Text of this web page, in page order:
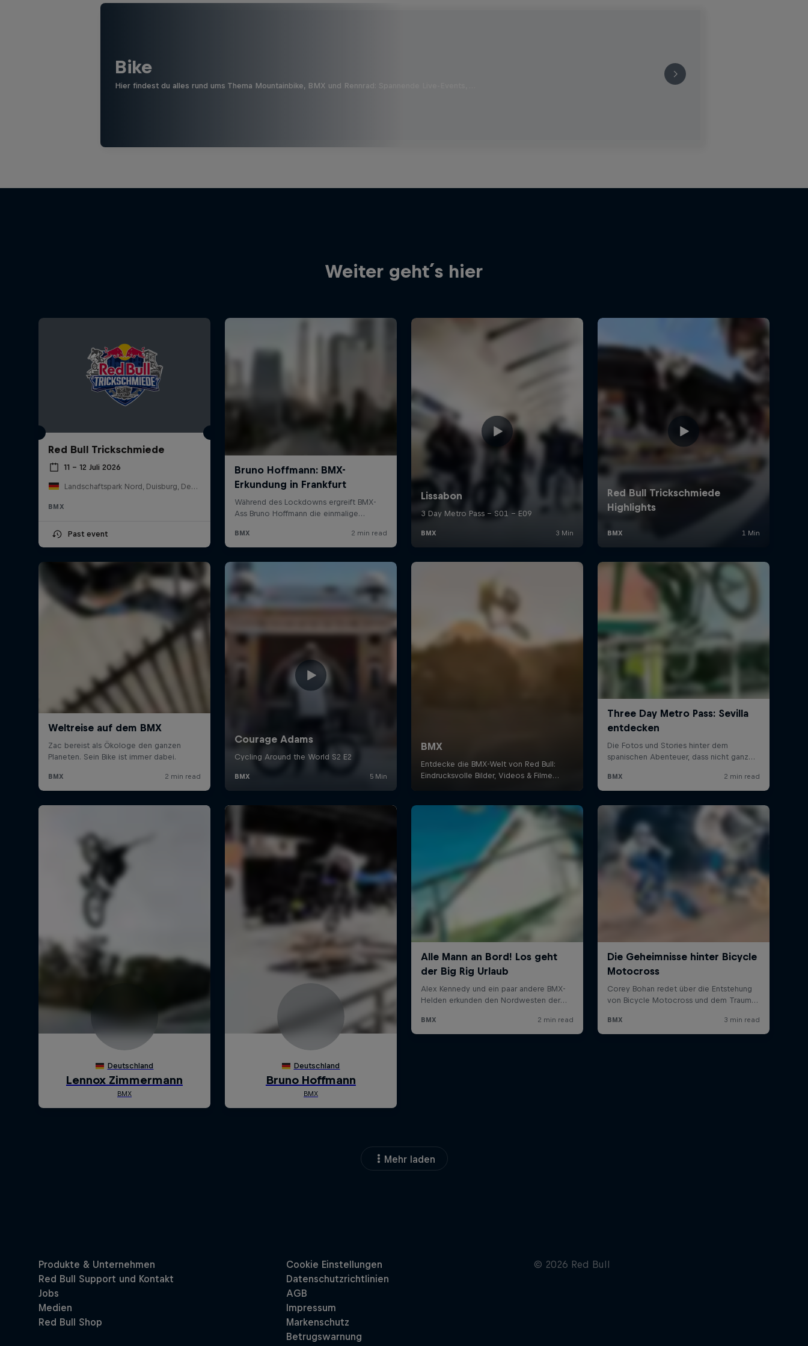
Bike
Hier findest du alles rund ums Thema Mountainbike, BMX und Rennrad: Spannende Live-Events, …
Weiter geht´s hier
Red Bull Trickschmiede
11 – 12 Juli 2026
Landschaftspark Nord, Duisburg, Deutschland
BMX
Past event
Mehr laden